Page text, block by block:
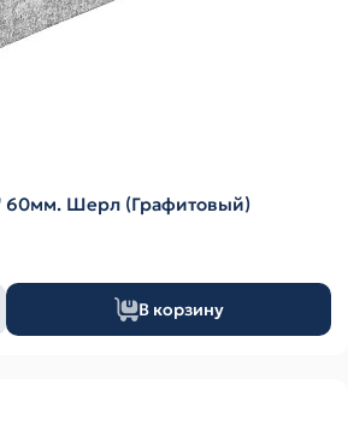
60мм. Шерл (Графитовый)
В корзину